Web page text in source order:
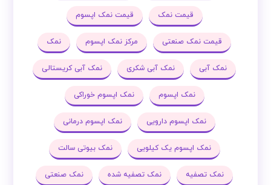
قیمت نمک قیمت نمک اپسوم
قیمت نمک صنعتی مرکز نمک اپسوم نمک
نمک آبی نمک آبی شکری نمک آبی کریستالی
نمک اپسوم نمک اپسوم خوراکی
نمک اپسوم دارویی نمک اپسوم درمانی
نمک اپسوم یک کیلویی نمک بیوتی سالت
نمک تصفیه نمک تصفیه شده نمک صنعتی